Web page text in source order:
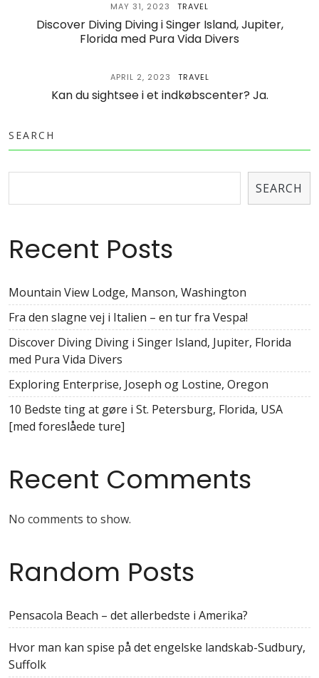
MAY 31, 2023 TRAVEL
Discover Diving Diving i Singer Island, Jupiter,
Florida med Pura Vida Divers
APRIL 2, 2023 TRAVEL
Kan du sightsee i et indkøbscenter? Ja.
SEARCH
SEARCH
Recent Posts
Mountain View Lodge, Manson, Washington
Fra den slagne vej i Italien – en tur fra Vespa!
Discover Diving Diving i Singer Island, Jupiter, Florida
med Pura Vida Divers
Exploring Enterprise, Joseph og Lostine, Oregon
10 Bedste ting at gøre i St. Petersburg, Florida, USA
[med foreslåede ture]
Recent Comments
No comments to show.
Random Posts
Pensacola Beach – det allerbedste i Amerika?
Hvor man kan spise på det engelske landskab-Sudbury,
Suffolk